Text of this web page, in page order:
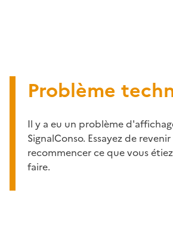
Problème
Il y a eu un problème
SignalConso. Essayez de
recommencer ce que vous
faire.